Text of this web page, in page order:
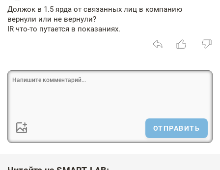
Должок в 1.5 ярда от связанных лиц в компанию
вернули или не вернули?
IR что-то путается в показаниях.
ОТПРАВИТЬ